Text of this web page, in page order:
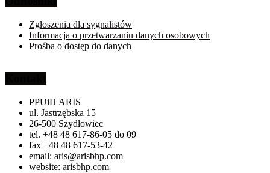
Zgłoszenia dla sygnalistów
Informacja o przetwarzaniu danych osobowych
Prośba o dostęp do danych
PPUiH ARIS
ul. Jastrzębska 15
26-500 Szydłowiec
tel. +48 48 617-86-05 do 09
fax +48 48 617-53-42
email: aris@arisbhp.com
website: arisbhp.com